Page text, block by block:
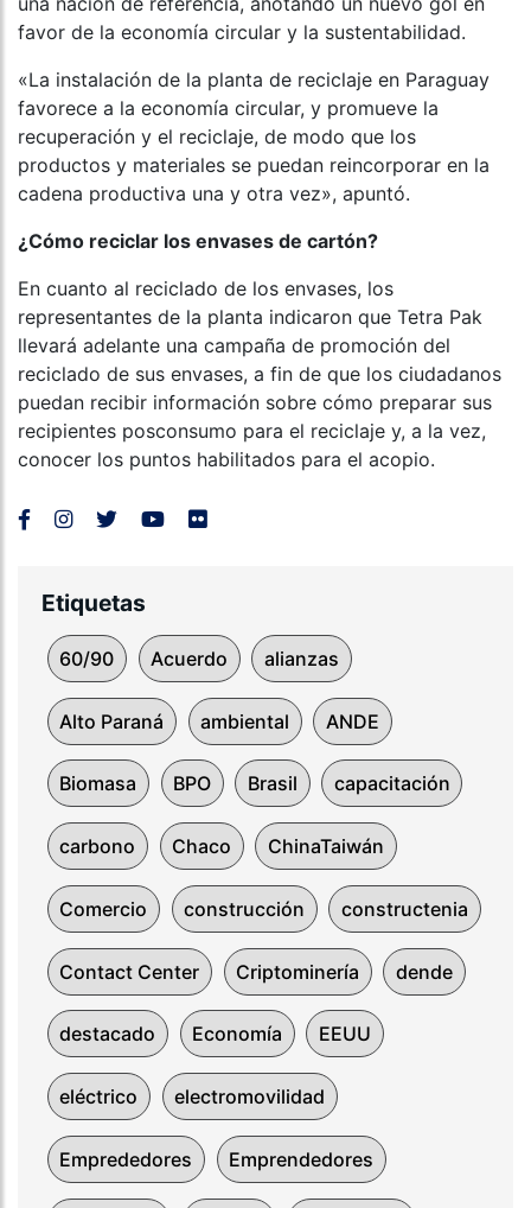
favor de la economía circular y la sustentabilidad.
«La instalación de la planta de reciclaje en Paraguay
favorece a la economía circular, y promueve la
recuperación y el reciclaje, de modo que los
productos y materiales se puedan reincorporar en la
cadena productiva una y otra vez», apuntó.
¿Cómo reciclar los envases de cartón?
En cuanto al reciclado de los envases, los
representantes de la planta indicaron que Tetra Pak
llevará adelante una campaña de promoción del
reciclado de sus envases, a fin de que los ciudadanos
puedan recibir información sobre cómo preparar sus
recipientes posconsumo para el reciclaje y, a la vez,
conocer los puntos habilitados para el acopio.
Etiquetas
60/90 Acuerdo alianzas
Alto Paraná ambiental ANDE
Biomasa BPO Brasil capacitación
carbono Chaco ChinaTaiwán
Comercio construcción constructenia
Contact Center Criptominería dende
destacado Economía EEUU
eléctrico electromovilidad
Emprededores Emprendedores